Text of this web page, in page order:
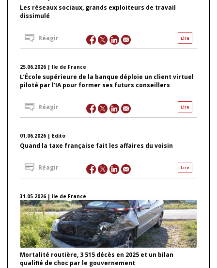
Les réseaux sociaux, grands exploiteurs de travail
dissimulé
Lire
Réagir
25.06.2026 | Ile de France
L’École supérieure de la banque déploie un client virtuel
piloté par l’IA pour former ses futurs conseillers
Lire
Réagir
01.06.2026 | Edito
Quand la taxe française fait les affaires du voisin
Lire
Réagir
31.05.2026 | Ile de France
Mortalité routière, 3 515 décès en 2025 et un bilan
qualifié de choc par le gouvernement